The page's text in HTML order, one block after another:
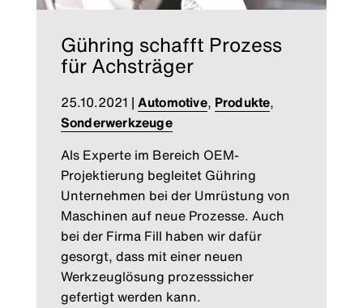
Gühring schafft Prozess
für Achsträger
25.10.2021 | Automotive, Produkte,
Sonderwerkzeuge
Als Experte im Bereich OEM-
Projektierung begleitet Gühring
Unternehmen bei der Umrüstung von
Maschinen auf neue Prozesse. Auch
bei der Firma Fill haben wir dafür
gesorgt, dass mit einer neuen
Werkzeuglösung prozesssicher
gefertigt werden kann.